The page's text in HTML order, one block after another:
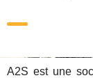
A2S est une